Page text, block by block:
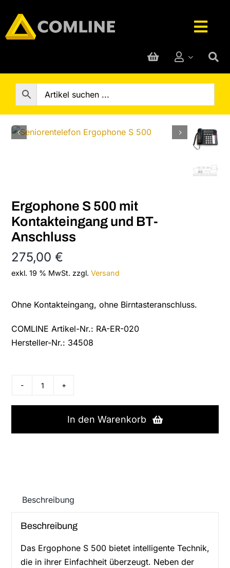
content
Technik-Service
Rufanlage
Telefone
Support
Ergophone S 500 mit
Kontakteingang und BT-
Anschluss
275,00€
exkl. 19 % MwSt. zzgl.Versand
Ohne Kontakteingang, ohne Birntasteranschluss.
COMLINE Artikel-Nr.: RA-ER-020
Hersteller-Nr.: 34508
Ergophone
S
mit
Menge
In den Warenkorb
Beschreibung
Beschreibung
Das Ergophone S 500 bietet intelligente Technik,
die in ihrer Einfachheit überzeugt. Neben der